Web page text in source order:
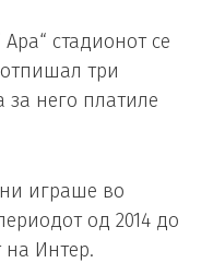
стадионот се
три
него платиле
играше во
од 2014 до
на Интер.